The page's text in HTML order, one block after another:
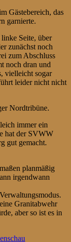
Gästebereich, das
garnierte.
Seite, über
zunächst noch
zum Abschluss
noch dran und
vielleicht sogar
leider nicht nicht
Nordtribüne.
immer ein
hat der SVWW
gut gemacht.
planmäßig
irgendwann
Granitabwehr
aber so ist es in